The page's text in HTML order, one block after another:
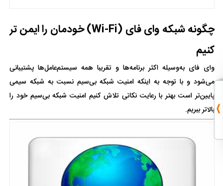
چگونه شبکه وای فای (Wi-Fi) خودمان را ایمن تر
کنیم
وای فای به‌وسیله اکثر برنامه‌ها و تقریبا همه سیستم‌عامل‌ها پشتیبانی
می‌شود و با توجه به اینکه امنیت شبکه بی‌سیم نسبت به شبکه سیمی
پایین‌تر است بهتر با رعایت نکاتی تلاش کنیم امنیت شبکه بی‌سیم خود را
بالاتر ببریم.